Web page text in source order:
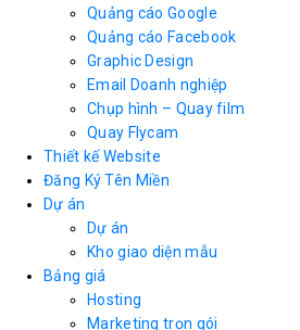
Quảng cáo Google
Quảng cáo Facebook
Graphic Design
Email Doanh nghiệp
Chụp hình – Quay film
Quay Flycam
Thiết kế Website
Đăng Ký Tên Miền
Dự án
Dự án
Kho giao diện mẫu
Bảng giá
Hosting
Marketing trọn gói